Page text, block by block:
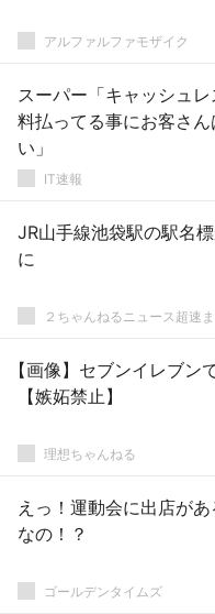
アルファルファモザイク
スーパー「キャッシュ
料払ってる事にお客さ
い」
IT速報
JR山手線池袋駅の駅名
に
２ちゃんねるニュース超速
【画像】セブンイレブン
【嫉妬禁止】
理想ちゃんねる
えっ！運動会に出店が
なの！？
ゴールデンタイムズ